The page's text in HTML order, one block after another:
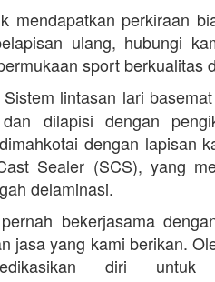
mendapatkan perkiraan
ulang, hubungi
sport berkualitas
lintasan lari
dilapisi dengan
dengan lapisan
Sealer (SCS), yang
delaminasi.
bekerjasama
jasa yang kami berikan.
diri untuk